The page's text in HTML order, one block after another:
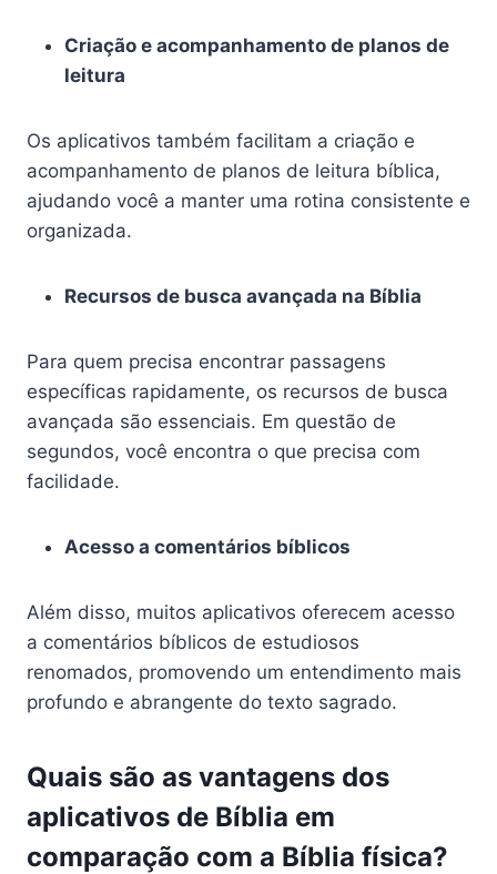
Criação e acompanhamento de planos de
leitura
Os aplicativos também facilitam a criação e
acompanhamento de planos de leitura bíblica,
ajudando você a manter uma rotina consistente e
organizada.
Recursos de busca avançada na Bíblia
Para quem precisa encontrar passagens
específicas rapidamente, os recursos de busca
avançada são essenciais. Em questão de
segundos, você encontra o que precisa com
facilidade.
Acesso a comentários bíblicos
Além disso, muitos aplicativos oferecem acesso
a comentários bíblicos de estudiosos
renomados, promovendo um entendimento mais
profundo e abrangente do texto sagrado.
Quais são as vantagens dos
aplicativos de Bíblia em
comparação com a Bíblia física?